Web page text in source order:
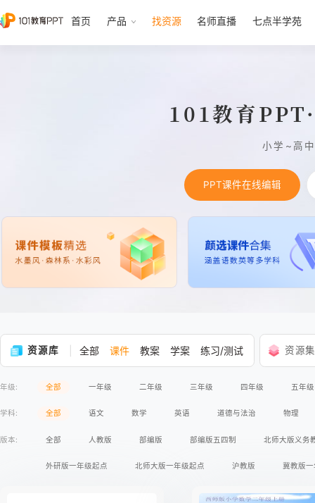
首页 产品 找资源 名师直播 七点半学苑
101教育
小学~高
PPT课件在线编辑
资源库 全部 课件 教案 学案 练习/测试 资源
年级: 全部 一年级 二年级 三年级 四年级 五年级
学科: 全部 语文 数学 英语 道德与法治 物理
版本: 全部 人教版 部编版 部编版五四制 北师大版义务
外研版一年级起点 北师大版一年级起点 沪教版 冀教版
冀人版义务教育版